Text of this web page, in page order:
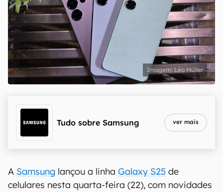
Léo Müller
Tudo sobre Samsung ver mais
A Samsung lançou a linha Galaxy S25 de
celulares nesta quarta-feira (22), com novidades